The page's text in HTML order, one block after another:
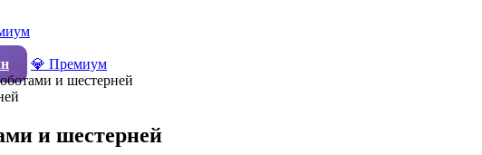
💎 Премиум
и шестерней
и шестерней